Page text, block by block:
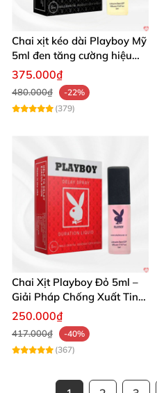
Chai xịt kéo dài Playboy Mỹ
5ml đen tăng cường hiệu
quả
375.000₫
480.000₫
-22%
(379)
Chai Xịt Playboy Đỏ 5ml –
Giải Pháp Chống Xuất Tinh
Hiệu Quả
250.000₫
417.000₫
-40%
(367)